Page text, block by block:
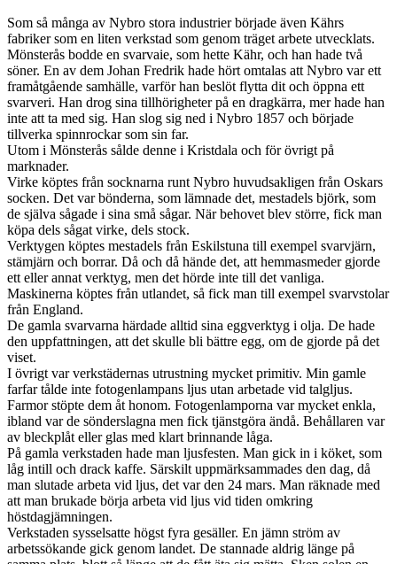
Som så många av Nybro stora industrier började även Kährs
fabriker som en liten verkstad som genom träget arbete utvecklats.
Mönsterås bodde en svarvaie, som hette Kähr, och han hade två
söner. En av dem Johan Fredrik hade hört omtalas att Nybro var ett
framåtgående samhälle, varför han beslöt flytta dit och öppna ett
svarveri. Han drog sina tillhörigheter på en dragkärra, mer hade han
inte att ta med sig. Han slog sig ned i Nybro 1857 och började
tillverka spinnrockar som sin far.
Utom i Mönsterås sålde denne i Kristdala och för övrigt på
marknader.
Virke köptes från socknarna runt Nybro huvudsakligen från Oskars
socken. Det var bönderna, som lämnade det, mestadels björk, som
de själva sågade i sina små sågar. När behovet blev större, fick man
köpa dels sågat virke, dels stock.
Verktygen köptes mestadels från Eskilstuna till exempel svarvjärn,
stämjärn och borrar. Då och då hände det, att hemmasmeder gjorde
ett eller annat verktyg, men det hörde inte till det vanliga.
Maskinerna köptes från utlandet, så fick man till exempel svarvstolar
från England.
De gamla svarvarna härdade alltid sina eggverktyg i olja. De hade
den uppfattningen, att det skulle bli bättre egg, om de gjorde på det
viset.
I övrigt var verkstädernas utrustning mycket primitiv. Min gamle
farfar tålde inte fotogenlampans ljus utan arbetade vid talgljus.
Farmor stöpte dem åt honom. Fotogenlamporna var mycket enkla,
ibland var de sönderslagna men fick tjänstgöra ändå. Behållaren var
av bleckplåt eller glas med klart brinnande låga.
På gamla verkstaden hade man ljusfesten. Man gick in i köket, som
låg intill och drack kaffe. Särskilt uppmärksammades den dag, då
man slutade arbeta vid ljus, det var den 24 mars. Man räknade med
att man brukade börja arbeta vid ljus vid tiden omkring
höstdagjämningen.
Verkstaden sysselsatte högst fyra gesäller. En jämn ström av
arbetssökande gick genom landet. De stannade aldrig länge på